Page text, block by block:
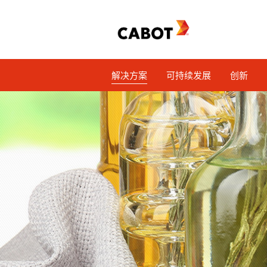
解决方案 可持续发展 创新